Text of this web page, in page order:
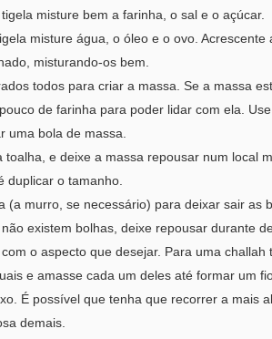
misture bem a farinha, o sal e o açúcar.
misture água, o óleo e o ovo.
misturando-os bem.
todos para criar a massa. Se a massa
de farinha para poder lidar com ela.
uma bola de massa.
toalha, e deixe a massa repousar num local
duplicar o tamanho.
(a murro, se necessário) para deixar sair as
existem bolhas, deixe repousar durante
o aspecto que desejar. Para uma
e amasse cada um deles até formar um
É possível que tenha que recorrer a mais
demais.